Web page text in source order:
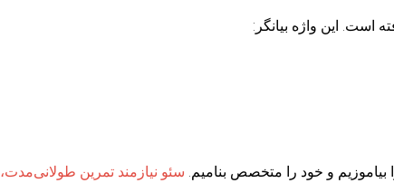
بیاموزیم و خود را متخصص بنامیم. سئو نیازمند تمرین طولانی‌مدت،